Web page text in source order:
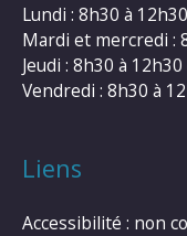
Lundi : 8h30 à
Mardi et mercredi :
Jeudi : 8h30 à
Vendredi : 8h30 à
Liens
Accessibilité : non